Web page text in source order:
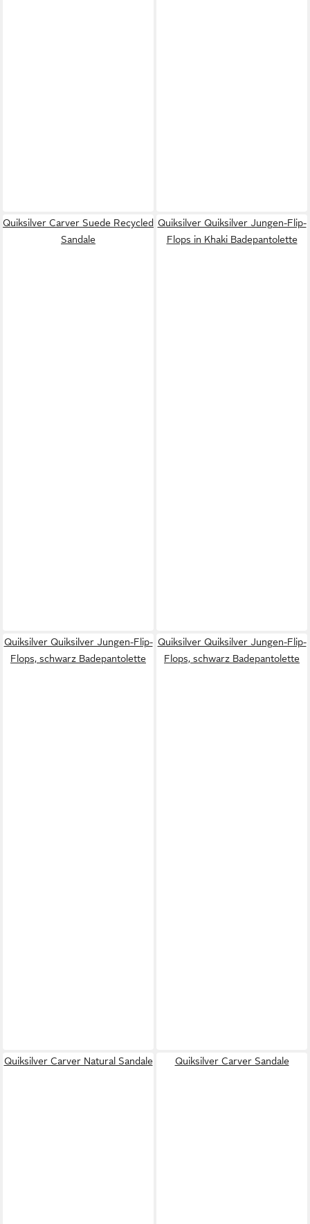
Quiksilver Carver Suede Recycled
Sandale
Quiksilver Quiksilver Jungen-Flip-
Flops in Khaki Badepantolette
Quiksilver Quiksilver Jungen-Flip-
Flops, schwarz Badepantolette
Quiksilver Quiksilver Jungen-Flip-
Flops, schwarz Badepantolette
Quiksilver Carver Natural Sandale Quiksilver Carver Sandale